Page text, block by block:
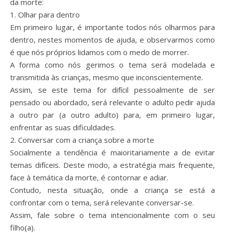
da morte:
1. Olhar para dentro
Em primeiro lugar, é importante todos nós olharmos para
dentro, nestes momentos de ajuda, e observarmos como
é que nós próprios lidamos com o medo de morrer.
A forma como nós gerimos o tema será modelada e
transmitida às crianças, mesmo que inconscientemente.
Assim, se este tema for difícil pessoalmente de ser
pensado ou abordado, será relevante o adulto pedir ajuda
a outro par (a outro adulto) para, em primeiro lugar,
enfrentar as suas dificuldades.
2. Conversar com a criança sobre a morte
Socialmente a tendência é maioritariamente a de evitar
temas difíceis. Deste modo, a estratégia mais frequente,
face à temática da morte, é contornar e adiar.
Contudo, nesta situação, onde a criança se está a
confrontar com o tema, será relevante conversar-se.
Assim, fale sobre o tema intencionalmente com o seu
filho(a).